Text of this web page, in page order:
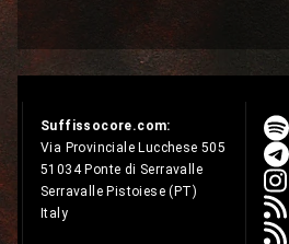
Suffissocore.com:
Via Provinciale Lucchese 505
51034 Ponte di Serravalle
Serravalle Pistoiese (PT)
Italy